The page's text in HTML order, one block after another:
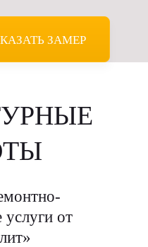
ЗАМЕР
услуги от